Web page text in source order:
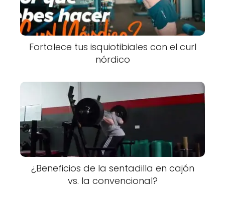
Fortalece tus isquiotibiales con el curl
nórdico
¿Beneficios de la sentadilla en cajón
vs. la convencional?